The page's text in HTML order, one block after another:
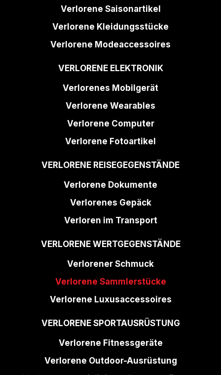
Verlorene Saisonartikel
Verlorene Kleidungsstücke
Verlorene Modeaccessoires
VERLORENE ELEKTRONIK
Verlorenes Mobilgerät
Verlorene Wearables
Verlorene Computer
Verlorene Fotoartikel
VERLORENE REISEGEGENSTÄNDE
Verlorene Dokumente
Verlorenes Gepäck
Verloren im Transport
VERLORENE WERTGEGENSTÄNDE
Verlorener Schmuck
Verlorene Sammlerstücke
Verlorene Luxusaccessoires
VERLORENE SPORTAUSRÜSTUNG
Verlorene Fitnessgeräte
Verlorene Outdoor-Ausrüstung